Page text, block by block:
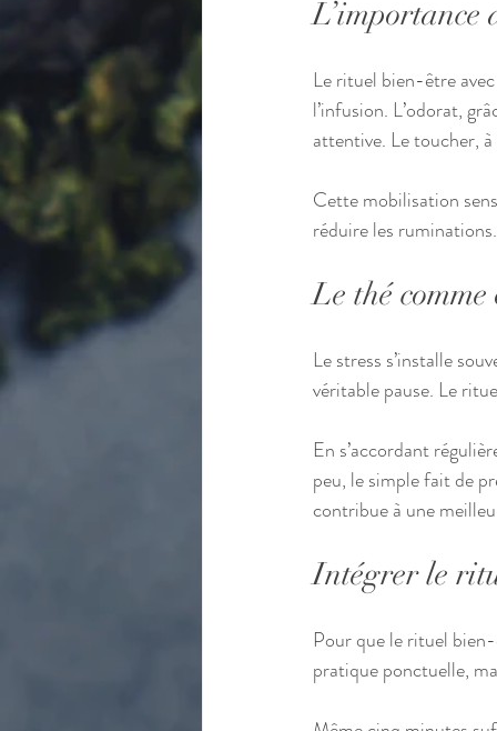
L’importance
Le rituel bien-être
l’infusion. L’odorat,
attentive. Le toucher,
Cette mobilisation
réduire les
Le thé
Le stress s’installe
véritable pause. Le
En s’accordant
peu, le simple fait de
contribue à une
Intégrer le
Pour que le rituel
pratique ponctuelle,